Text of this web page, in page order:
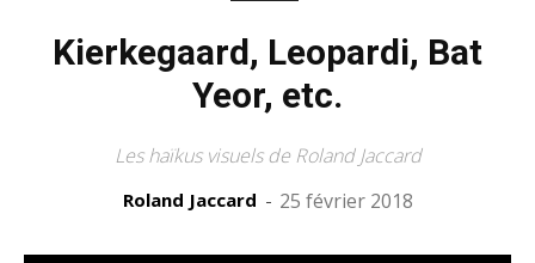
Kierkegaard, Leopardi, Bat
Yeor, etc.
Les haïkus visuels de Roland Jaccard
Roland Jaccard - 25 février 2018